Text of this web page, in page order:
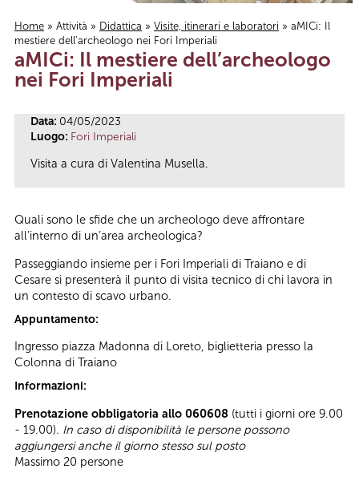
Tu sei qui
Home » Attività » Didattica » Visite, itinerari e laboratori » aMICi: Il
mestiere dell’archeologo nei Fori Imperiali
aMICi: Il mestiere dell’archeologo
nei Fori Imperiali
Data: 04/05/2023
Luogo: Fori Imperiali
Visita a cura di Valentina Musella.
Quali sono le sfide che un archeologo deve affrontare
all’interno di un’area archeologica?
Passeggiando insieme per i Fori Imperiali di Traiano e di
Cesare si presenterà il punto di visita tecnico di chi lavora in
un contesto di scavo urbano.
Appuntamento:
Ingresso piazza Madonna di Loreto, biglietteria presso la
Colonna di Traiano
Informazioni:
Prenotazione obbligatoria allo 060608 (tutti i giorni ore 9.00
- 19.00). In caso di disponibilità le persone possono
aggiungersi anche il giorno stesso sul posto
Massimo 20 persone